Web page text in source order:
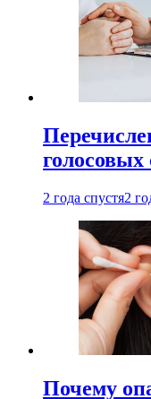
голосовых
2 года спустя2
Почему